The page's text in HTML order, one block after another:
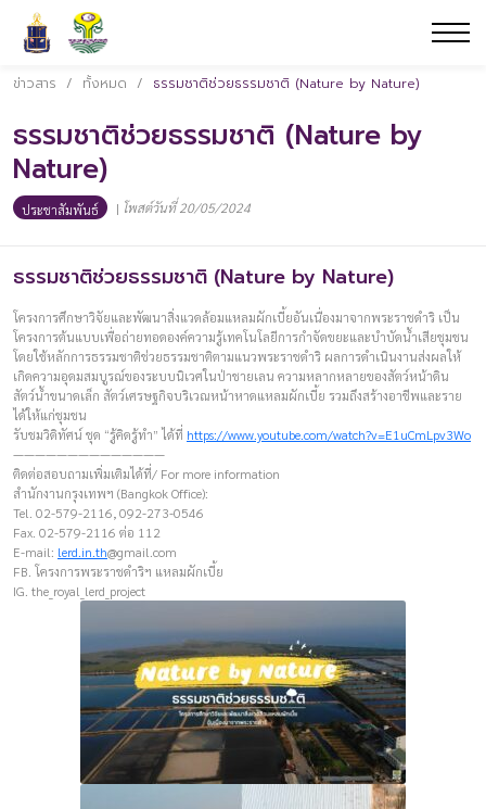
ข่าวสาร / ทั้งหมด / ธรรมชาติช่วยธรรมชาติ (Nature by Nature)
ธรรมชาติช่วยธรรมชาติ (Nature by
Nature)
ประชาสัมพันธ์ | โพสต์วันที่ 20/05/2024
ธรรมชาติช่วยธรรมชาติ (Nature by Nature)
โครงการศึกษาวิจัยและพัฒนาสิ่งแวดล้อมแหลมผักเบี้ยอันเนื่องมาจากพระราชดำริ เป็น
โครงการต้นแบบเพื่อถ่ายทอดองค์ความรู้เทคโนโลยีการกำจัดขยะและบำบัดน้ำเสียชุมชน
โดยใช้หลักการธรรมชาติช่วยธรรมชาติตามแนวพระราชดำริ ผลการดำเนินงานส่งผลให้
เกิดความอุดมสมบูรณ์ของระบบนิเวศในป่าชายเลน ความหลากหลายของสัตว์หน้าดิน
สัตว์น้ำขนาดเล็ก สัตว์เศรษฐกิจบริเวณหน้าหาดแหลมผักเบี้ย รวมถึงสร้างอาชีพและราย
ได้ให้แก่ชุมชน
รับชมวิดิทัศน์ ชุด “รู้คิดรู้ทำ” ได้ที่ https://www.youtube.com/watch?v=E1uCmLpv3Wo
——————————————
ติดต่อสอบถามเพิ่มเติมได้ที่/ For more information
สำนักงานกรุงเทพฯ (Bangkok Office):
Tel. 02-579-2116, 092-273-0546
Fax. 02-579-2116 ต่อ 112
E-mail: lerd.in.th@gmail.com
FB. โครงการพระราชดำริฯ แหลมผักเบี้ย
IG. the_royal_lerd_project